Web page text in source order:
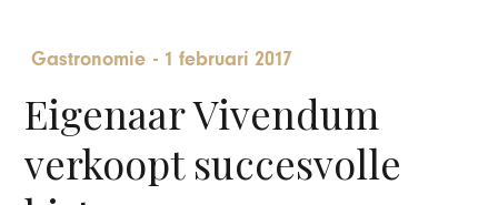
Gastronomie - 1 februari 2017
Eigenaar Vivendum
verkoopt succesvolle